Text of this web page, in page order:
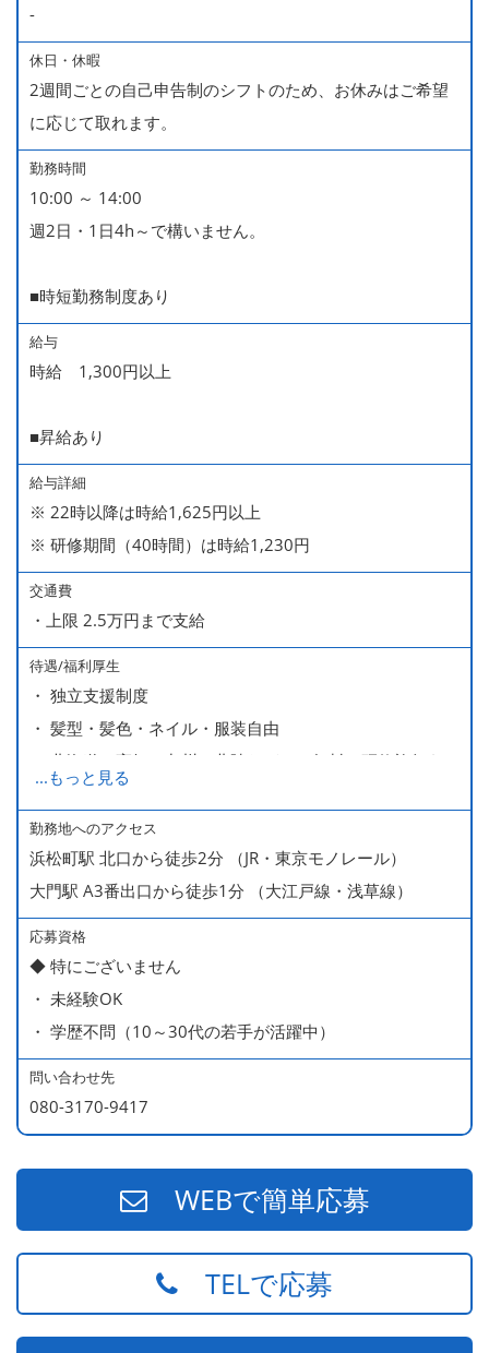
-
休日・休暇
2週間ごとの自己申告制のシフトのため、お休みはご希望
に応じて取れます。
勤務時間
10:00 ～ 14:00
週2日・1日4h～で構いません。
■時短勤務制度あり
給与
時給 1,300円以上
■昇給あり
給与詳細
※ 22時以降は時給1,625円以上
※ 研修期間（40時間）は時給1,230円
交通費
・上限 2.5万円まで支給
待遇/福利厚生
・ 独立支援制度
・ 髪型・髪色・ネイル・服装自由
・ 北海道や高知、九州、北陸などへの無料の研修旅行あり
ます
・ 無料の美味しい まかない食 あり
...もっと見る
勤務地へのアクセス
浜松町駅 北口から徒歩2分 （JR・東京モノレール）
大門駅 A3番出口から徒歩1分 （大江戸線・浅草線）
応募資格
◆ 特にございません
・ 未経験OK
・ 学歴不問（10～30代の若手が活躍中）
問い合わせ先
080-3170-9417
WEBで簡単応募
TELで応募